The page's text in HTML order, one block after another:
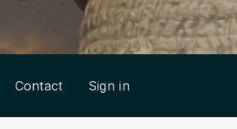
Contact Sign in